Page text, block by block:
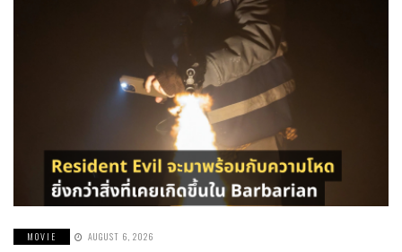
MOVIE AUGUST 6, 2026